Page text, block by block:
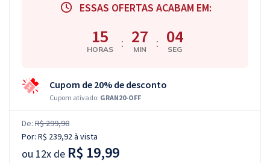
ESSAS OFERTAS ACABAM EM:
15
HORAS : 27
MIN : 03
SEG
Cupom de 20% de desconto
Cupom ativado: GRAN20-OFF
De: R$ 299,90
Por: R$ 239,92à vista
ou 12x de R$ 19,99